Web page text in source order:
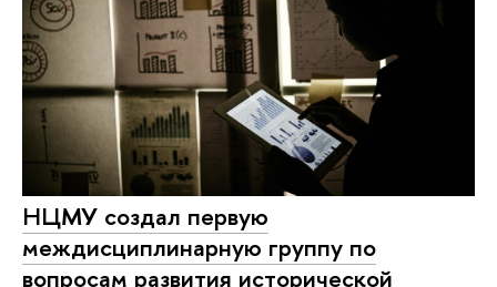
НЦМУ создал первую
междисциплинарную группу по
вопросам развития исторической